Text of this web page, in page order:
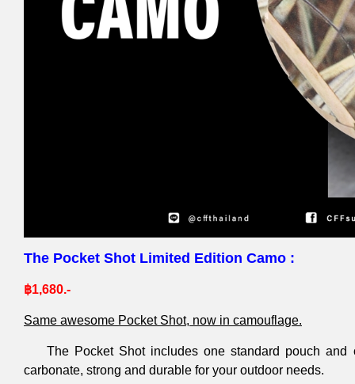
The Pocket Shot Limited Edition Camo :
฿1,680.-
Same awesome Pocket Shot, now in camouflage.
The Pocket Shot includes one standard pouch and
carbonate, strong and durable for your outdoor needs.